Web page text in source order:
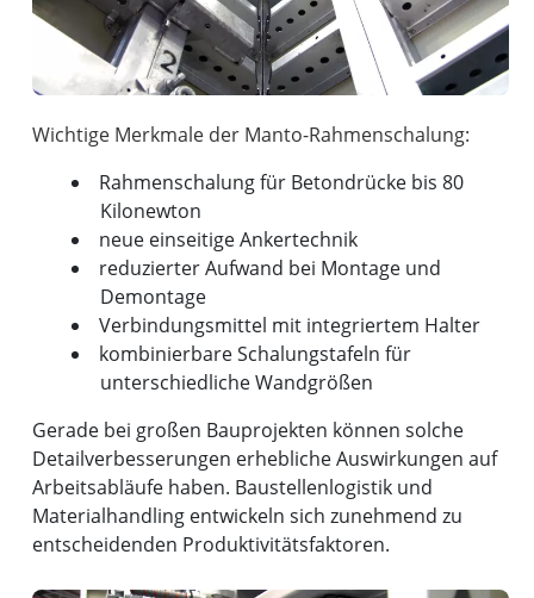
Rahmenschalung für Betondrücke bis 80
Kilonewton
neue einseitige Ankertechnik
reduzierter Aufwand bei Montage und
Demontage
Verbindungsmittel mit integriertem Halter
kombinierbare Schalungstafeln für
unterschiedliche Wandgrößen
Gerade bei großen Bauprojekten können solche
Detailverbesserungen erhebliche Auswirkungen auf
Arbeitsabläufe haben. Baustellenlogistik und
Materialhandling entwickeln sich zunehmend zu
entscheidenden Produktivitätsfaktoren.